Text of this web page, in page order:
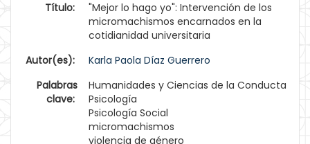
Título:
"Mejor lo hago yo": Intervención de los
micromachismos encarnados en la
cotidianidad universitaria
Autor(es):
Karla Paola Díaz Guerrero
Palabras
clave:
Humanidades y Ciencias de la Conducta
Psicología
Psicología Social
micromachismos
violencia de género